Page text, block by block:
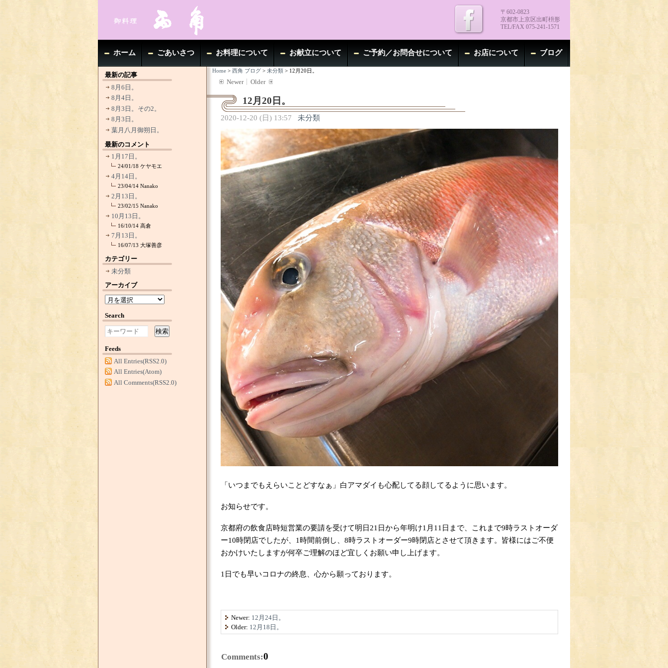
〒602-0823
京都市上京区出町枡形
TEL/FAX 075-241-1571
ホーム ごあいさつ お料理について お献立について ご予約／お問合せについて お店について ブログ
Home> 西角 ブログ> 未分類> 12月20日。
Newer Older
12月20日。
2020-12-20 (日) 13:57 未分類
「いつまでもえらいことどすなぁ」白アマダイも心配してる顔してるように思います。
お知らせです。
京都府の飲食店時短営業の要請を受けて明日21日から年明け1月11日まで、これまで9時ラストオーダ
ー10時閉店でしたが、1時間前倒し、8時ラストオーダー9時閉店とさせて頂きます。皆様にはご不便
おかけいたしますが何卒ご理解のほど宜しくお願い申し上げます。
1日でも早いコロナの終息、心から願っております。
Newer: 12月24日。
Older: 12月18日。
Comments:0
最新の記事
8月6日。
8月4日。
8月3日。その2。
8月3日。
葉月八月御朔日。
最新のコメント
1月17日。
24/01/18ケヤモエ
4月14日。
23/04/14Nanako
2月13日。
23/02/15Nanako
10月13日。
16/10/14高倉
7月13日。
16/07/13大塚善彦
カテゴリー
未分類
アーカイブ
Search
検索
Feeds
All Entries(RSS2.0)
All Entries(Atom)
All Comments(RSS2.0)